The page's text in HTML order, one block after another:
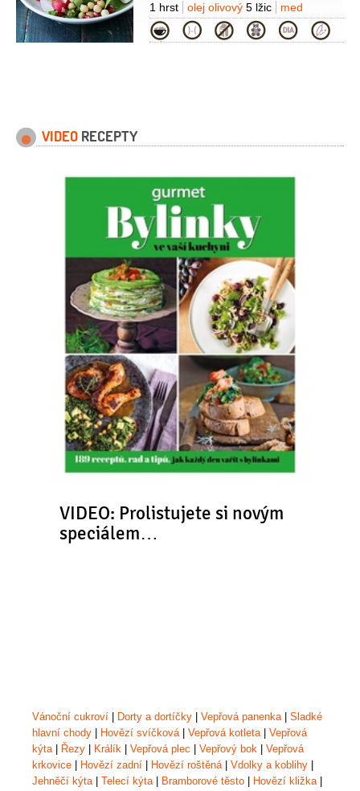
1 hrst
olej olivový 5 lžic
med
2 lžíce
šťáva citronová 2 lžíce sůl
Kategorie
VIDEO RECEPTY
VIDEO: Prolistujete si novým
speciálem…
Vánoční cukroví Dorty a dortíčky Vepřová panenka| Sladké
hlavní chody
Hovězí svíčková| Vepřová kotleta| Vepřová
kýta| Řezy Králík Vepřová plec Vepřový bok
Vepřová
krkovice
Hovězí zadní Hovězí roštěná| Vdolky a koblihy
Jehněčí kýta| Telecí kýta| Bramborové těsto Hovězí kližka|